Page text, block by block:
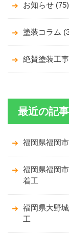
お知らせ (75)
塗装コラム
絶賛塗装工
最近の記事
福岡県福岡
福岡県福岡
着工
福岡県大野
工